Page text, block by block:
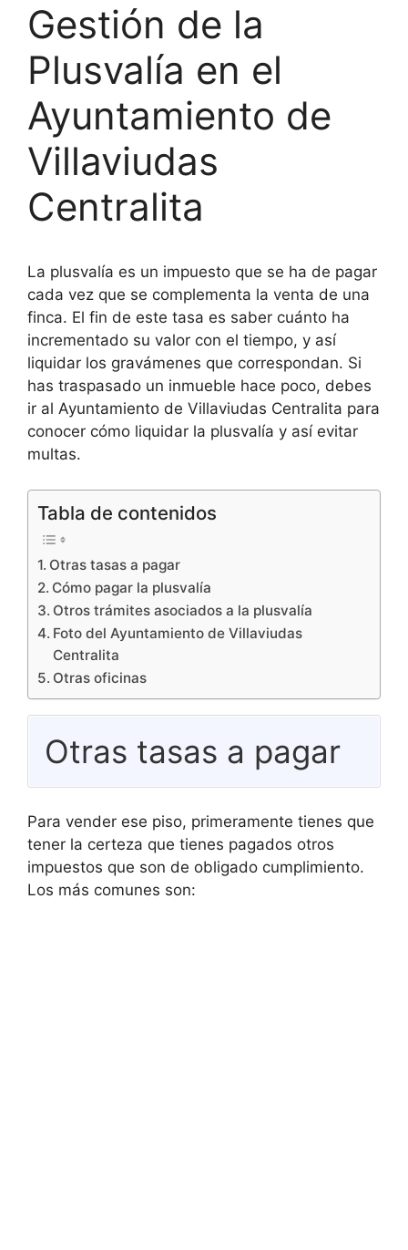
Gestión de la
Plusvalía en el
Ayuntamiento de
Villaviudas
Centralita
La plusvalía es un impuesto que se ha de pagar
cada vez que se complementa la venta de una
finca. El fin de este tasa es saber cuánto ha
incrementado su valor con el tiempo, y así
liquidar los gravámenes que correspondan. Si
has traspasado un inmueble hace poco, debes
ir al Ayuntamiento de Villaviudas Centralita para
conocer cómo liquidar la plusvalía y así evitar
multas.
Tabla de contenidos
Otras tasas a pagar
Cómo pagar la plusvalía
Otros trámites asociados a la plusvalía
Foto del Ayuntamiento de Villaviudas
Centralita
Otras oficinas
Otras tasas a pagar
Para vender ese piso, primeramente tienes que
tener la certeza que tienes pagados otros
impuestos que son de obligado cumplimiento.
Los más comunes son: